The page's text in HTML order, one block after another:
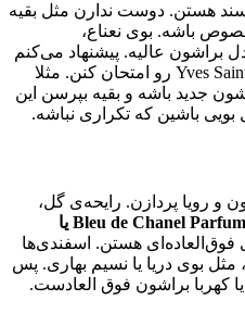
هستن. دوست ندارن مثل بقیه
باشه. بوی نعناع،
عالیه. پیشنهاد می‌کنم
Dior Sauvage Elixir یا Yves Saint Laurent Y رو امتحان کنن. مثلا
جدید باشه و بقیه بپرسن این
باشین که تکراری نباشه.
و رویا پردازن. رایحه‌ی گل،
Bleu de Chanel Parfum یا
فوق‌العاده‌ای هستن. اسفندی‌ها
بوی دریا یا نسیم بهاری. پس
کهربا براشون فوق العادست.